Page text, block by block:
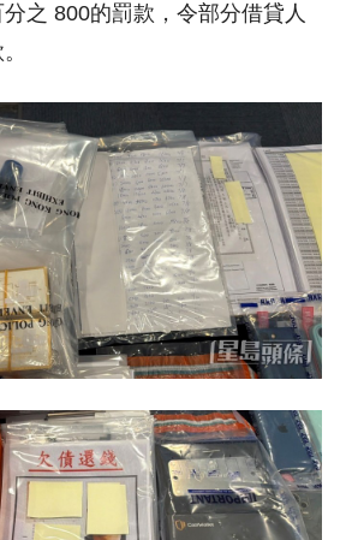
之 800的罰款，令部分借貸人